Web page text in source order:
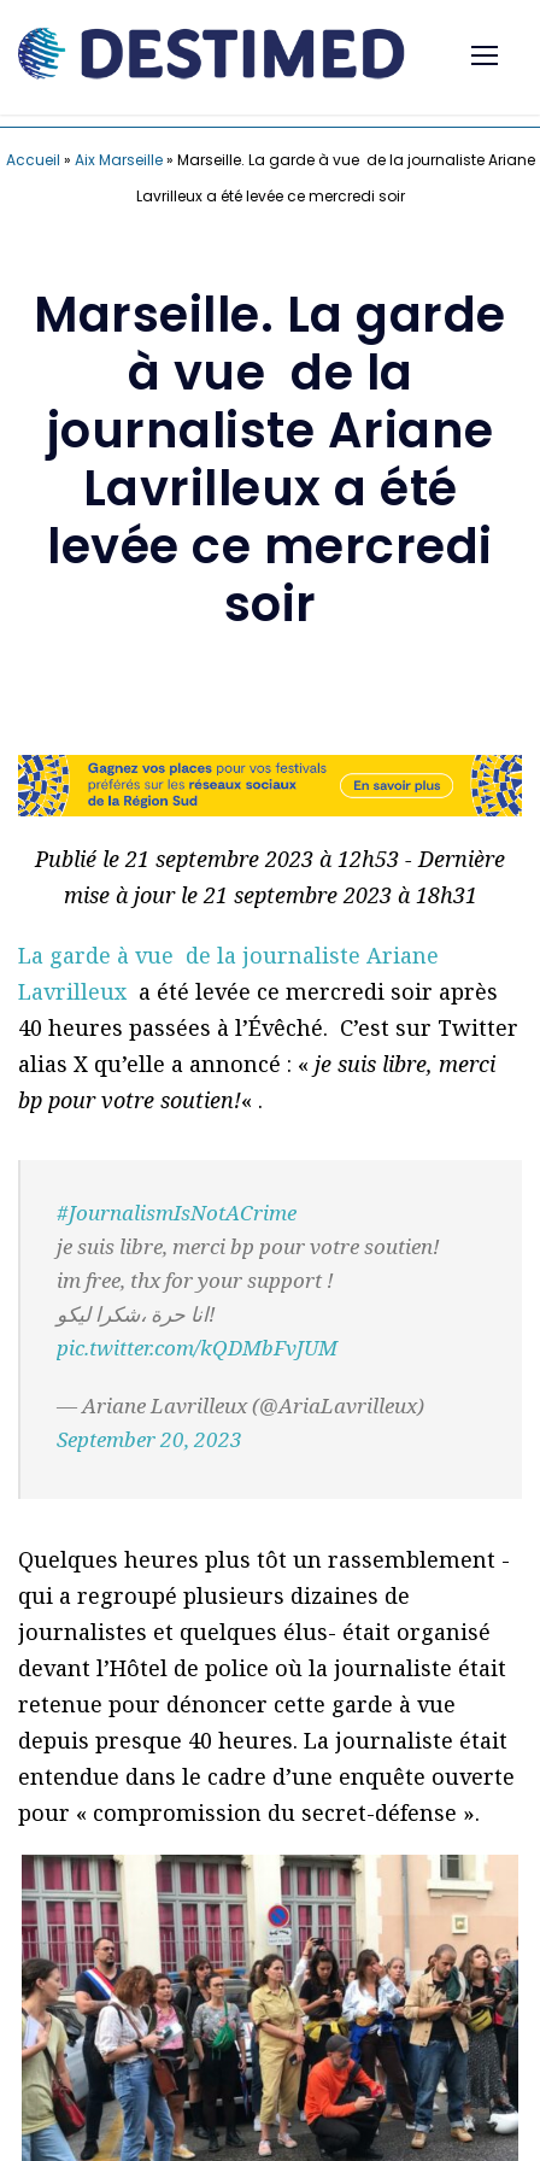
Accueil » Aix Marseille» Marseille. La garde à vue de la journaliste Ariane
Lavrilleux a été levée ce mercredi soir
Marseille. La garde
à vue de la
journaliste Ariane
Lavrilleux a été
levée ce mercredi
soir
Publié le 21 septembre 2023 à 12h53 - Dernière
mise à jour le 21 septembre 2023 à 18h31
La garde à vue de la journaliste Ariane
Lavrilleux a été levée ce mercredi soir après
40 heures passées à l’Évêché. C’est sur Twitter
alias X qu’elle a annoncé : « je suis libre, merci
bp pour votre soutien!« .
#JournalismIsNotACrime
je suis libre, merci bp pour votre soutien!
im free, thx for your support !
انا حرة ،شكرا ليكو!
pic.twitter.com/kQDMbFvJUM
— Ariane Lavrilleux (@AriaLavrilleux)
September 20, 2023
Quelques heures plus tôt un rassemblement -
qui a regroupé plusieurs dizaines de
journalistes et quelques élus- était organisé
devant l’Hôtel de police où la journaliste était
retenue pour dénoncer cette garde à vue
depuis presque 40 heures. La journaliste était
entendue dans le cadre d’une enquête ouverte
pour « compromission du secret-défense ».